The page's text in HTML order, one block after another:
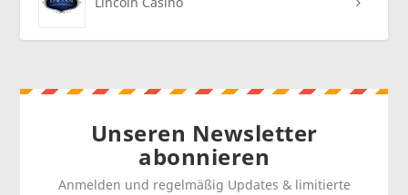
Unseren Newsletter
abonnieren
Anmelden und regelmäßig Updates & limitierte